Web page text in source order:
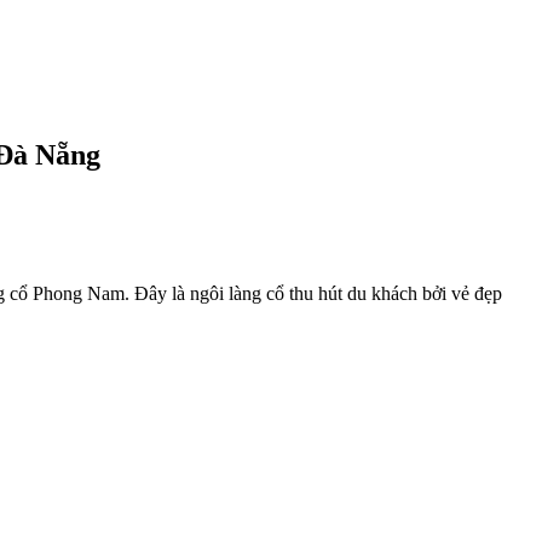
Nẵng
Phong Nam. Đây là ngôi làng cổ thu hút du khách bởi vẻ đẹp